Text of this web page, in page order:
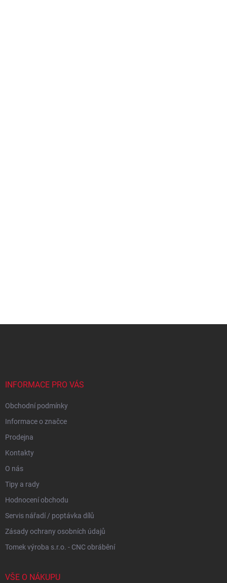
INFORMACE PRO VÁS
Obchodní podmínky
Informace o značce
Prodejna
Kontakty
O nás
Tipy a rady
Hodnocení obchodu
Servis nářadí / poptávka dílů
Zásady ochrany osobních údajů
Tomek výroba s.r.o. - CNC obrábění
VŠE O NÁKUPU